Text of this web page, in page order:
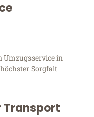
Umzugsservice in
Sorgfalt